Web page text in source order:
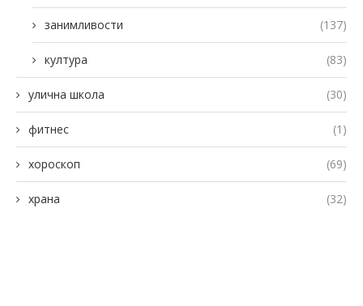
занимливости (137)
култура (83)
улична школа (30)
фитнес (1)
хороскоп (69)
храна (32)